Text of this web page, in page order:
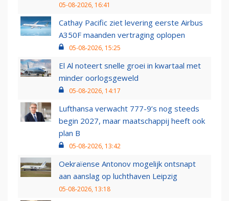
05-08-2026, 16:41
Cathay Pacific ziet levering eerste Airbus
A350F maanden vertraging oplopen
05-08-2026, 15:25
El Al noteert snelle groei in kwartaal met
minder oorlogsgeweld
05-08-2026, 14:17
Lufthansa verwacht 777-9’s nog steeds
begin 2027, maar maatschappij heeft ook
plan B
05-08-2026, 13:42
Oekraïense Antonov mogelijk ontsnapt
aan aanslag op luchthaven Leipzig
05-08-2026, 13:18